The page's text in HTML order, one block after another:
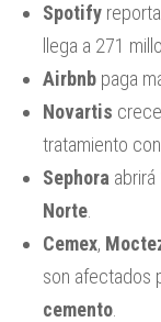
Spotifyreporta
llega a 271
Airbnbpaga
Novartis crece
tratamiento
Sephora abrirá
Norte.
Cemex,
son afectados
cemento.